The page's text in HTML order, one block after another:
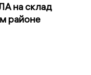
на склад
районе